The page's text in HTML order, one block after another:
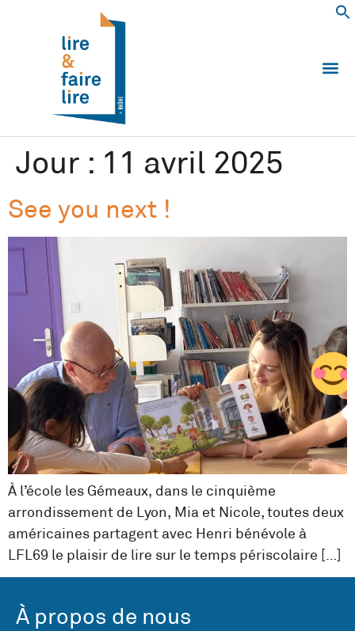
Jour : 11 avril 2025
See you next !
À l’école les Gémeaux, dans le cinquième
arrondissement de Lyon, Mia et Nicole, toutes deux
américaines partagent avec Henri bénévole à
LFL69 le plaisir de lire sur le temps périscolaire […]
À propos de nous